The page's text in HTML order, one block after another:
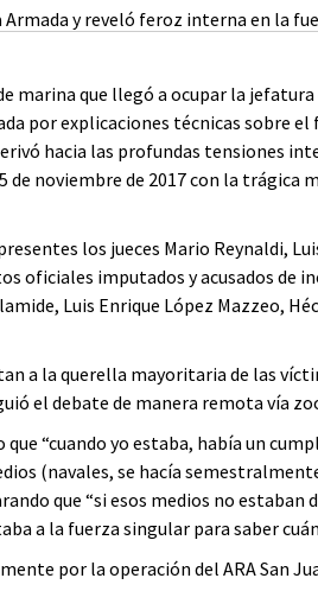
que llegó a ocupar la jefatura
por explicaciones técnicas sobre
hacia las profundas tensiones
noviembre de 2017 con la trágica
los jueces Mario Reynaldi,
oficiales imputados y acusados de
Luis Enrique López Mazzeo,
a la querella mayoritaria de las
el debate de manera remota vía
“cuando yo estaba, había un
(navales, se hacía
que “si esos medios no estaban
a la fuerza singular para saber
por la operación del ARA San